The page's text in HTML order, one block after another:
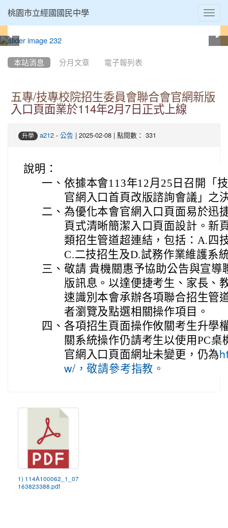
桃園市立經國國民中學
本站消息 分月文章 電子報列表
五專/技專校院招生委員會聯合會官網新版
入口頁面業於114年2月7日正式上線
升學 a212 - 公告 | 2025-02-08 | 點閱數： 331
說明：
一、 依據本會113年12月25日召開「
官網入口首頁改版諮詢會議」之
二、 為優化本會官網入口頁面易於迅
頁式清晰簡潔入口頁面設計。新
類招生管道超連結，包括：A.四
C.二技招生及D.試務作業維護系
三、 敬請 貴機關惠予協助公告與宣導
版訊息。以達便捷考生、家長、
速識別本會承辦各項聯合招生管
者瀏覽及點選相關操作項目。
四、 各項招生頁面操作攸關考生升學
關系統操作仍請考生以使用PC
官網入口頁面網址未變更，仍為
w/，敬請參考指教。
1) 114A100062_1_07
163823388.pdf